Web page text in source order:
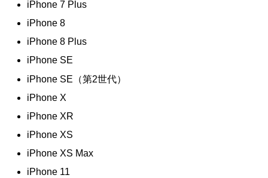
iPhone 7 Plus
iPhone 8
iPhone 8 Plus
iPhone SE
iPhone SE（第2世代）
iPhone X
iPhone XR
iPhone XS
iPhone XS Max
iPhone 11